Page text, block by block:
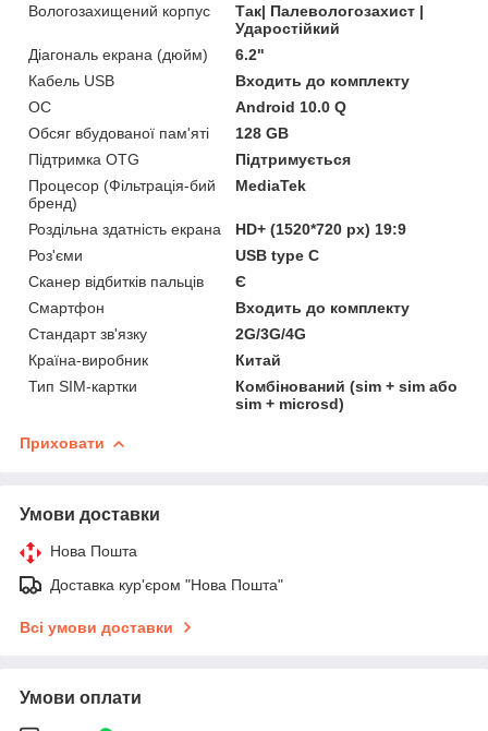
Вологозахищений корпус
Так| Палевологозахист |
Ударостійкий
Діагональ екрана (дюйм)
6.2"
Кабель USB
Входить до комплекту
ОС
Android 10.0 Q
Обсяг вбудованої пам'яті
128 GB
Підтримка OTG
Підтримується
Процесор (Фільтрація-бий
бренд)
MediaTek
Роздільна здатність екрана
HD+ (1520*720 px) 19:9
Роз'єми
USB type C
Сканер відбитків пальців
Є
Смартфон
Входить до комплекту
Стандарт зв'язку
2G/3G/4G
Країна-виробник
Китай
Тип SIM-картки
Комбінований (sim + sim або
sim + microsd)
Приховати
Умови доставки
Нова Пошта
Доставка кур'єром "Нова Пошта"
Всі умови доставки
Умови оплати